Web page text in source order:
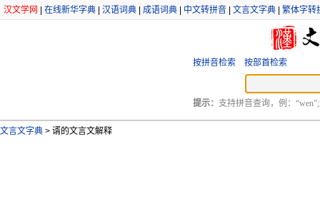
汉文学网 在线新华字典 汉语词典 成语词典 中文转拼音 文言文字典 繁体字转
按拼音检索 按部首检索
提示： 支持拼音查询，例：
文言文字典 > 谞的文言文解释